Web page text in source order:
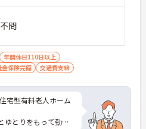
問
年間休日110日以上
会保険完備 交通費支給
宅型有料老人ホーム
ゆとりをもって勤務